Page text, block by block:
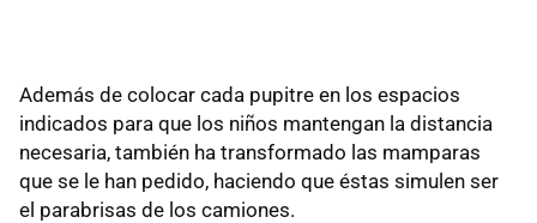
Además de colocar cada pupitre en los espacios
indicados para que los niños mantengan la distancia
necesaria, también ha transformado las mamparas
que se le han pedido, haciendo que éstas simulen ser
el parabrisas de los camiones.